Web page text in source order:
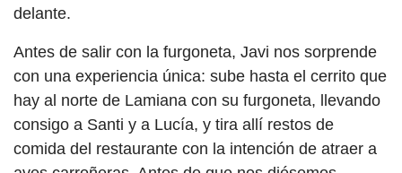
delante.
Antes de salir con la furgoneta, Javi nos sorprende
con una experiencia única: sube hasta el cerrito que
hay al norte de Lamiana con su furgoneta, llevando
consigo a Santi y a Lucía, y tira allí restos de
comida del restaurante con la intención de atraer a